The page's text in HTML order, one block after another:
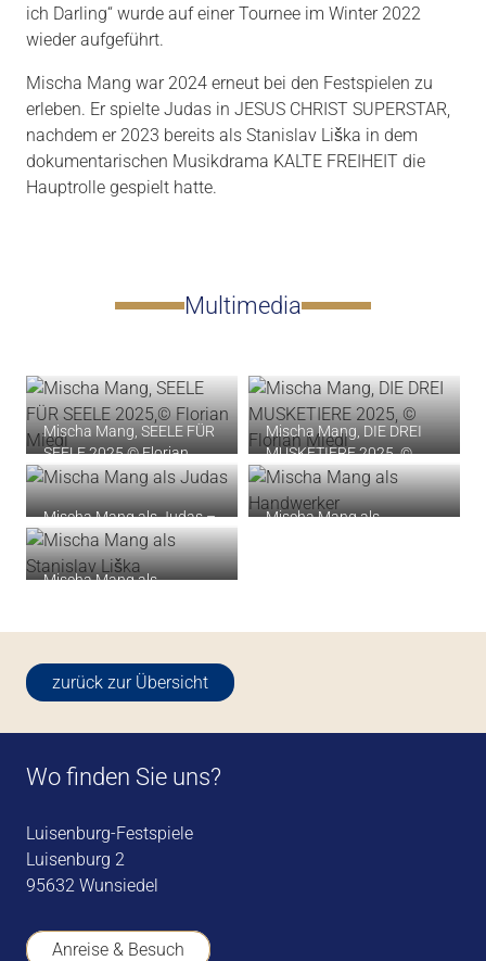
ich Darling“ wurde auf einer Tournee im Winter 2022
wieder aufgeführt.
Mischa Mang war 2024 erneut bei den Festspielen zu
erleben. Er spielte Judas in JESUS CHRIST SUPERSTAR,
nachdem er 2023 bereits als Stanislav Liška in dem
dokumentarischen Musikdrama KALTE FREIHEIT die
Hauptrolle gespielt hatte.
Multimedia
Mischa Mang, SEELE FÜR
SEELE 2025,© Florian
Miedl
Mischa Mang, DIE DREI
MUSKETIERE 2025, ©
Florian Miedl
Mischa Mang als Judas –
JESUS CHRIST
SUPERSTAR 2024, ©
Florian Miedl
Mischa Mang als
Mischa Mang als
zurück zur Übersicht
Wo finden Sie uns?
Luisenburg-Festspiele
Luisenburg 2
95632 Wunsiedel
Anreise & Besuch